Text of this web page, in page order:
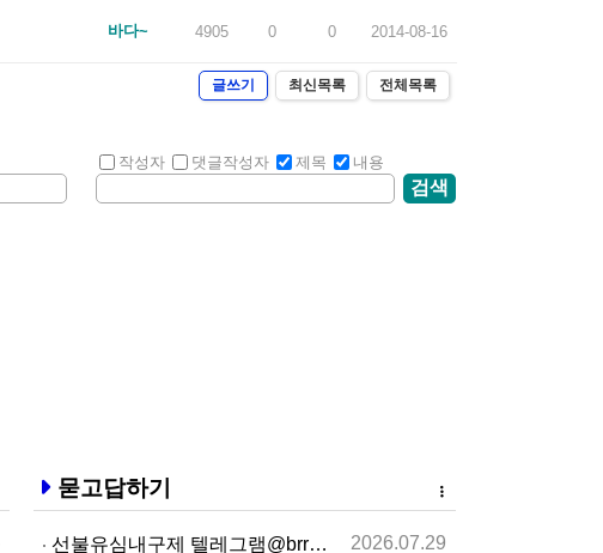
바다~ 4905 0 0 2014-08-16
글쓰기 최신목록 전체목록
작성자 댓글작성자 제목 내용
검색
묻고답하기
선불유심내구제 텔레그램@brrsim_7 선불유심매입 뽀… 2026.07.29